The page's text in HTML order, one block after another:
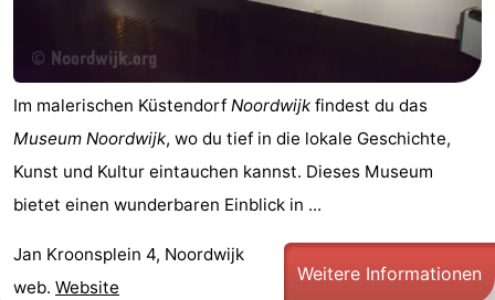
Im malerischen Küstendorf Noordwijk findest du das
Museum Noordwijk, wo du tief in die lokale Geschichte,
Kunst und Kultur eintauchen kannst. Dieses Museum
bietet einen wunderbaren Einblick in ...
Jan Kroonsplein 4, Noordwijk
web. Website
Weitere Informationen